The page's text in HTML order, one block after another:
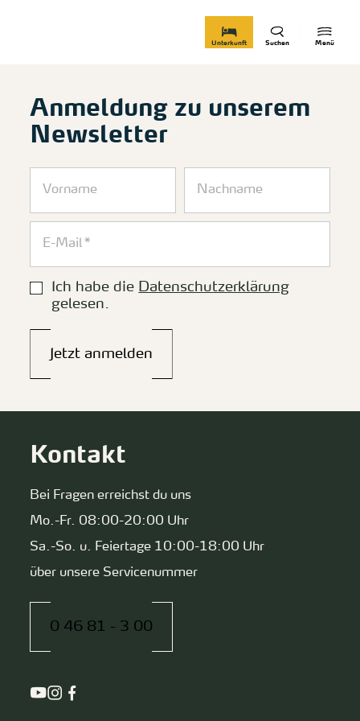
Menü
Suchen
Unterkunft
Anmeldung zu unserem
Newsletter
Ich habe die Datenschutzerklärung
gelesen.
Jetzt anmelden
Kontakt
Bei Fragen erreichst du uns
Mo.-Fr. 08:00-20:00 Uhr
Sa.-So. u. Feiertage 10:00-18:00 Uhr
über unsere Servicenummer
0 46 81 - 3 00